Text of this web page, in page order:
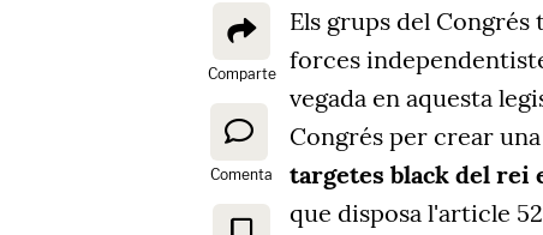
Comparte
Comenta
Els grups del Congrés
forces
vegada en aquesta
Congrés per crear una
targetes black del rei
que disposa l'article